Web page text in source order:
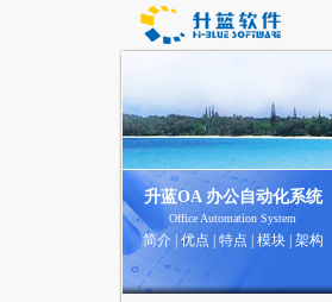
升蓝OA 办公自动化系统
Office Automation System
简介|优点 特点 模块| 架构